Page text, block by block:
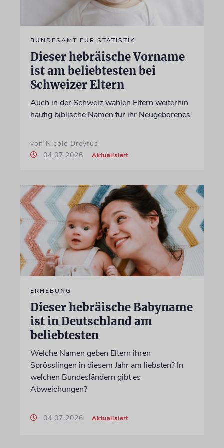
BUNDESAMT FÜR STATISTIK
Dieser hebräische Vorname
ist am beliebtesten bei
Schweizer Eltern
Auch in der Schweiz wählen Eltern weiterhin
häufig biblische Namen für ihr Neugeborenes
von Nicole Dreyfus
04.07.2026
Aktualisiert
ERHEBUNG
Dieser hebräische Babyname
ist in Deutschland am
beliebtesten
Welche Namen geben Eltern ihren
Sprösslingen in diesem Jahr am liebsten? In
welchen Bundesländern gibt es
Abweichungen?
04.07.2026 Aktualisiert